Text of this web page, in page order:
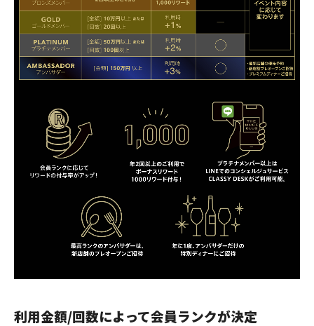
利用金額/回数によって会員ランクが決定